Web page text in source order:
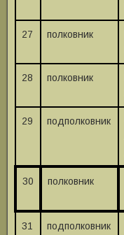
27 полковник
28 полковник
29 подполковник
30 полковник
31 подполковник